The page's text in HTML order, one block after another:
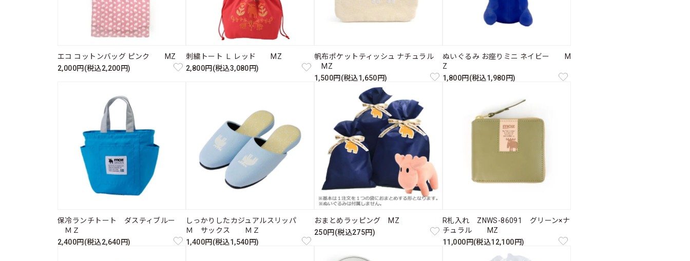
エコ コットンバッグ ピンク MZ
2,000円(税込2,200円)
刺繍トート Ｌ レッド MZ
2,800円(税込3,080円)
帆布ポケットティッシュ ナチュラル
MZ
1,500円(税込1,650円)
ぬいぐるみ お座りミニ ネイビー M
Z
1,800円(税込1,980円)
保冷ランチトート ダスティブルー
ＭＺ
2,400円(税込2,640円)
しっかりしたカジュアルスリッパ
Ｍ サックス ＭＺ
1,400円(税込1,540円)
おまとめラッピング MZ
250円(税込275円)
R札入れ ZNWS-86091 グリーン×ナ
チュラル MZ
11,000円(税込12,100円)